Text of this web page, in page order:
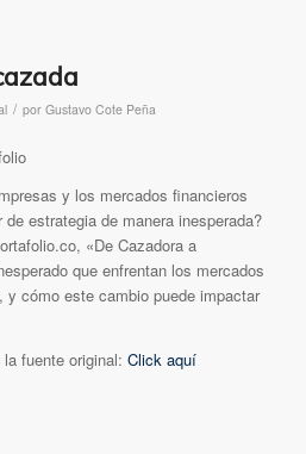
/ por Gustavo Cote Peña
y los mercados financieros
estrategia de manera inesperada?
«De Cazadora a
que enfrentan los mercados
cómo este cambio puede impactar
fuente original: Click aquí